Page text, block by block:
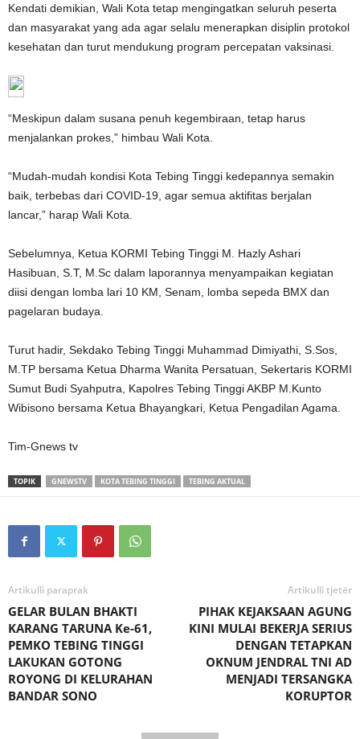
Kendati demikian, Wali Kota tetap mengingatkan seluruh peserta
dan masyarakat yang ada agar selalu menerapkan disiplin protokol
kesehatan dan turut mendukung program percepatan vaksinasi.
“Meskipun dalam susana penuh kegembiraan, tetap harus
menjalankan prokes,” himbau Wali Kota.
“Mudah-mudah kondisi Kota Tebing Tinggi kedepannya semakin
baik, terbebas dari COVID-19, agar semua aktifitas berjalan
lancar,” harap Wali Kota.
Sebelumnya, Ketua KORMI Tebing Tinggi M. Hazly Ashari
Hasibuan, S.T, M.Sc dalam laporannya menyampaikan kegiatan
diisi dengan lomba lari 10 KM, Senam, lomba sepeda BMX dan
pagelaran budaya.
Turut hadir, Sekdako Tebing Tinggi Muhammad Dimiyathi, S.Sos,
M.TP bersama Ketua Dharma Wanita Persatuan, Sekertaris KORMI
Sumut Budi Syahputra, Kapolres Tebing Tinggi AKBP M.Kunto
Wibisono bersama Ketua Bhayangkari, Ketua Pengadilan Agama.
Tim-Gnews tv
TOPIK GNEWSTV KOTA TEBING TINGGI TEBING AKTUAL
Artikulli paraprak
GELAR BULAN BHAKTI
KARANG TARUNA Ke-61,
PEMKO TEBING TINGGI
LAKUKAN GOTONG
ROYONG DI KELURAHAN
BANDAR SONO
Artikulli tjetër
PIHAK KEJAKSAAN AGUNG
KINI MULAI BEKERJA SERIUS
DENGAN TETAPKAN
OKNUM JENDRAL TNI AD
MENJADI TERSANGKA
KORUPTOR